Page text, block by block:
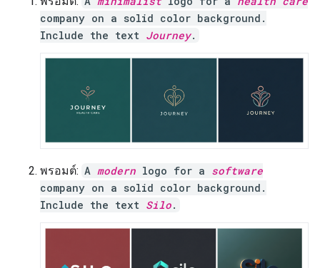
company on a solid color background.
Include the text Journey.
พรอมต์: A modern logo for a software
company on a solid color background.
Include the text Silo.